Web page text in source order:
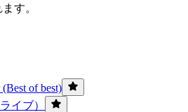
す。
of best)
イブ）